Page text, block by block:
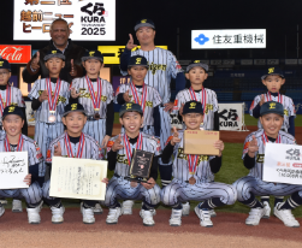
大会ページは